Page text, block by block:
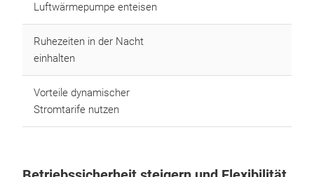
Luftwärmepumpe enteisen
Ruhezeiten in der Nacht
einhalten
Vorteile dynamischer
Stromtarife nutzen